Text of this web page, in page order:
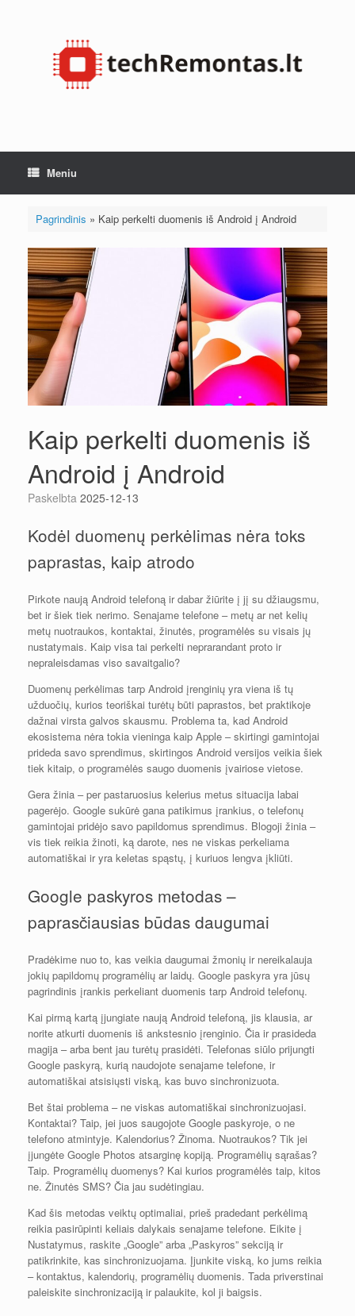
Meniu
Pagrindinis » Kaip perkelti duomenis iš Android į Android
Kaip perkelti duomenis iš
Android į Android
Paskelbta 2025-12-13
Kodėl duomenų perkėlimas nėra toks
paprastas, kaip atrodo
Pirkote naują Android telefoną ir dabar žiūrite į jį su džiaugsmu,
bet ir šiek tiek nerimo. Senajame telefone – metų ar net kelių
metų nuotraukos, kontaktai, žinutės, programėlės su visais jų
nustatymais. Kaip visa tai perkelti neprarandant proto ir
nepraleisdamas viso savaitgalio?
Duomenų perkėlimas tarp Android įrenginių yra viena iš tų
užduočių, kurios teoriškai turėtų būti paprastos, bet praktikoje
dažnai virsta galvos skausmu. Problema ta, kad Android
ekosistema nėra tokia vieninga kaip Apple – skirtingi gamintojai
prideda savo sprendimus, skirtingos Android versijos veikia šiek
tiek kitaip, o programėlės saugo duomenis įvairiose vietose.
Gera žinia – per pastaruosius kelerius metus situacija labai
pagerėjo. Google sukūrė gana patikimus įrankius, o telefonų
gamintojai pridėjo savo papildomus sprendimus. Blogoji žinia –
vis tiek reikia žinoti, ką darote, nes ne viskas perkeliama
automatiškai ir yra keletas spąstų, į kuriuos lengva įkliūti.
Google paskyros metodas –
paprasčiausias būdas daugumai
Pradėkime nuo to, kas veikia daugumai žmonių ir nereikalauja
jokių papildomų programėlių ar laidų. Google paskyra yra jūsų
pagrindinis įrankis perkeliant duomenis tarp Android telefonų.
Kai pirmą kartą įjungiate naują Android telefoną, jis klausia, ar
norite atkurti duomenis iš ankstesnio įrenginio. Čia ir prasideda
magija – arba bent jau turėtų prasidėti. Telefonas siūlo prijungti
Google paskyrą, kurią naudojote senajame telefone, ir
automatiškai atsisiųsti viską, kas buvo sinchronizuota.
Bet štai problema – ne viskas automatiškai sinchronizuojasi.
Kontaktai? Taip, jei juos saugojote Google paskyroje, o ne
telefono atmintyje. Kalendorius? Žinoma. Nuotraukos? Tik jei
įjungėte Google Photos atsarginę kopiją. Programėlių sąrašas?
Taip. Programėlių duomenys? Kai kurios programėlės taip, kitos
ne. Žinutės SMS? Čia jau sudėtingiau.
Kad šis metodas veiktų optimaliai, prieš pradedant perkėlimą
reikia pasirūpinti keliais dalykais senajame telefone. Eikite į
Nustatymus, raskite „Google” arba „Paskyros” sekciją ir
patikrinkite, kas sinchronizuojama. Įjunkite viską, ko jums reikia
– kontaktus, kalendorių, programėlių duomenis. Tada priverstinai
paleiskite sinchronizaciją ir palaukite, kol ji baigsis.